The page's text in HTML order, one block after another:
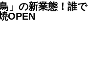
」の新業態！誰で
OPEN